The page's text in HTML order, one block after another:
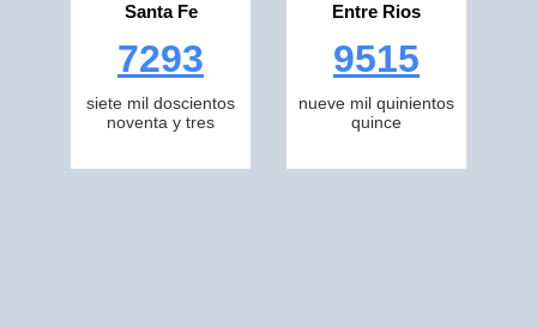
Santa Fe
7293
siete mil doscientos
noventa y tres
Entre Rios
9515
nueve mil quinientos
quince